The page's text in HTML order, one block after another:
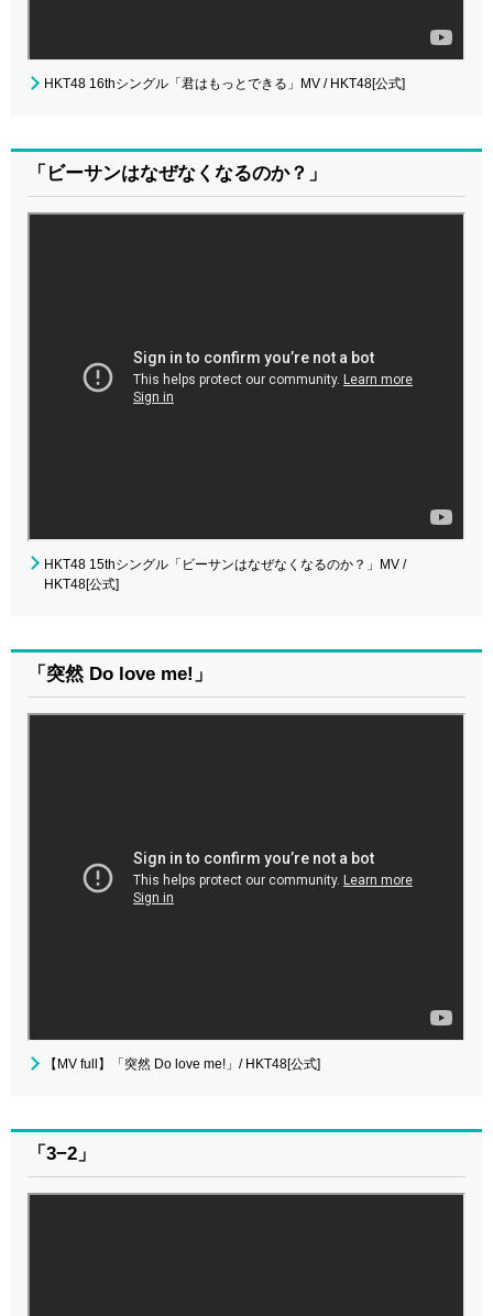
HKT48 16thシングル「君はもっとできる」MV / HKT48[公式]
「ビーサンはなぜなくなるのか？」
HKT48 15thシングル「ビーサンはなぜなくなるのか？」MV /
HKT48[公式]
「突然 Do love me!」
【MV full】「突然 Do love me!」/ HKT48[公式]
「3−2」